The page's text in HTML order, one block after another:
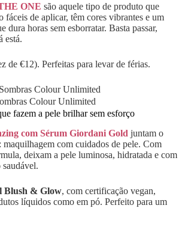
ONE são aquele tipo de produto que
fáceis de aplicar, têm cores vibrantes e um
dura horas sem esborratar. Basta passar,
está.
de €12). Perfeitas para levar de férias.
Colour Unlimited
fazem a pele brilhar sem esforço
com Sérum Giordani Gold juntam o
com cuidados de pele. Com
deixam a pele luminosa, hidratada e com
Blush & Glow, com certificação vegan,
líquidos como em pó. Perfeito para um